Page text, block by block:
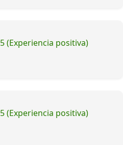
5 (Experiencia positiva)
5 (Experiencia positiva)